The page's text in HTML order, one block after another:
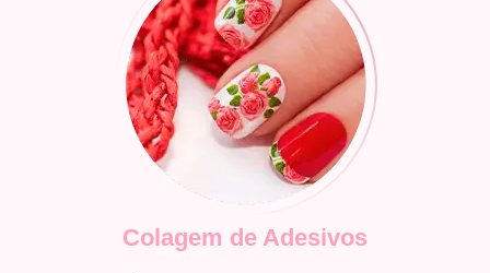
Colagem de Adesivos